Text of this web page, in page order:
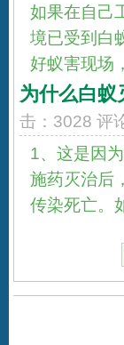
如果在自己
境已受到白
好蚁害现场
为什么白蚁
击：3028 评
1、这是因
施药灭治后
传染死亡。